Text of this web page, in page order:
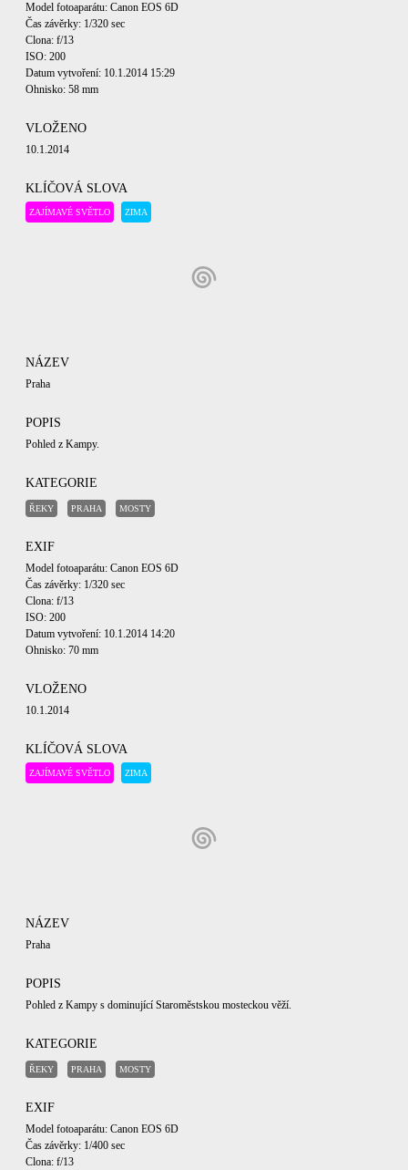
Model fotoaparátu: Canon EOS 6D
Čas závěrky: 1/320 sec
Clona: f/13
ISO: 200
Datum vytvoření: 10.1.2014 15:29
Ohnisko: 58 mm
VLOŽENO
10.1.2014
KLÍČOVÁ SLOVA
ZAJÍMAVÉ SVĚTLO ZIMA
NÁZEV
Praha
POPIS
Pohled z Kampy.
KATEGORIE
ŘEKY PRAHA MOSTY
EXIF
Model fotoaparátu: Canon EOS 6D
Čas závěrky: 1/320 sec
Clona: f/13
ISO: 200
Datum vytvoření: 10.1.2014 14:20
Ohnisko: 70 mm
VLOŽENO
10.1.2014
KLÍČOVÁ SLOVA
ZAJÍMAVÉ SVĚTLO ZIMA
NÁZEV
Praha
POPIS
Pohled z Kampy s dominující Staroměstskou mosteckou věží.
KATEGORIE
ŘEKY PRAHA MOSTY
EXIF
Model fotoaparátu: Canon EOS 6D
Čas závěrky: 1/400 sec
Clona: f/13